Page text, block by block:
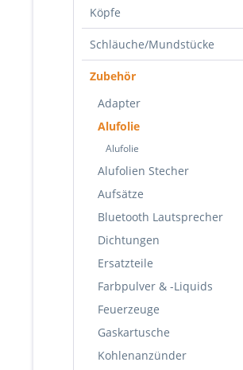
Köpfe
Schläuche/Mundstücke
Zubehör
Adapter
Alufolie
Alufolie
Alufolien Stecher
Aufsätze
Bluetooth Lautsprecher
Dichtungen
Ersatzteile
Farbpulver & -Liquids
Feuerzeuge
Gaskartusche
Kohlenanzünder